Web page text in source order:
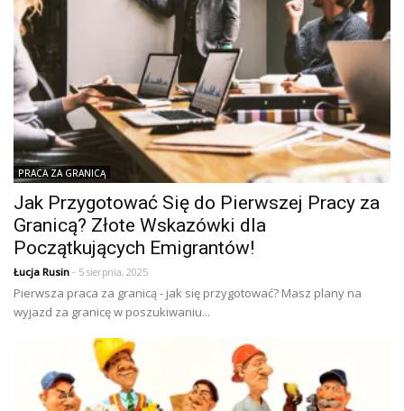
PRACA ZA GRANICĄ
Jak Przygotować Się do Pierwszej Pracy za
Granicą? Złote Wskazówki dla
Początkujących Emigrantów!
Łucja Rusin - 5 sierpnia, 2025
Pierwsza praca za granicą - jak się przygotować? Masz plany na
wyjazd za granicę w poszukiwaniu...